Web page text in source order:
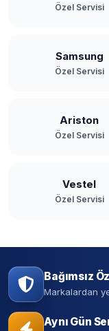
Özel Servisi
Samsung
Özel Servisi
Ariston
Özel Servisi
Vestel
Özel Servisi
Bağımsız
Markalardan
Aynı Gün